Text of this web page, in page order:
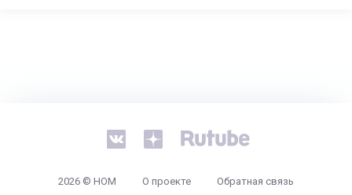
2026 © НОМ О проекте Обратная связь